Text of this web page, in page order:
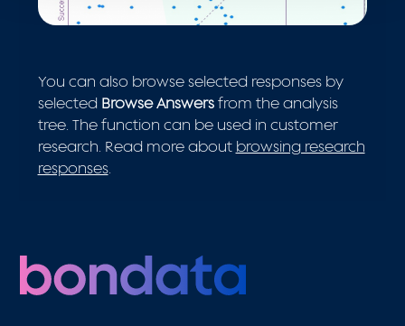
You can also browse selected responses by
selected Browse Answers from the analysis
tree. The function can be used in customer
research. Read more about browsing research
responses.